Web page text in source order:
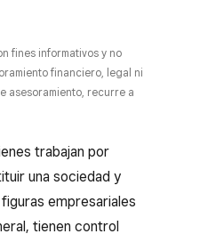
fines informativos y no
financiero, legal ni
asesoramiento, recurre a
trabajan por
una sociedad y
empresariales
tienen control